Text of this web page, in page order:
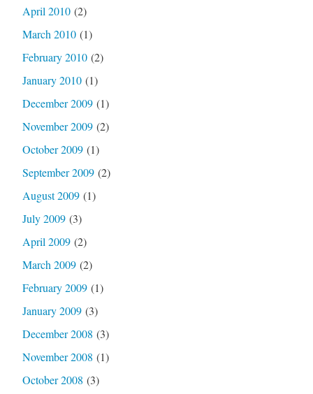
April 2010(2)
March 2010(1)
February 2010(2)
January 2010(1)
December 2009(1)
November 2009(2)
October 2009(1)
September 2009(2)
August 2009(1)
July 2009(3)
April 2009(2)
March 2009(2)
February 2009(1)
January 2009(3)
December 2008 (3)
November 2008 (1)
October 2008 (3)